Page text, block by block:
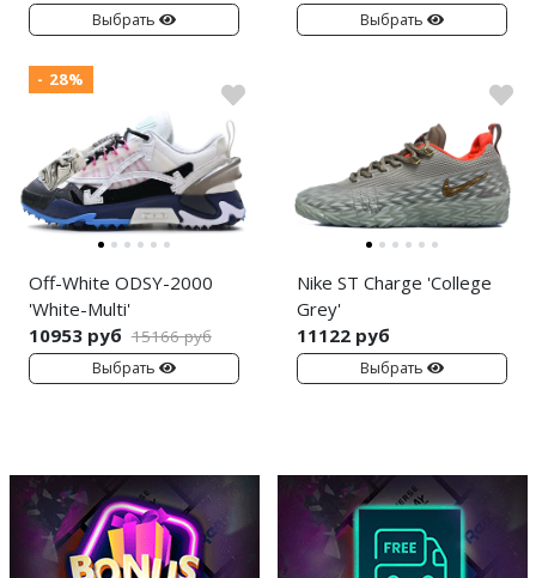
Выбрать Выбрать
- 28%
Off-White ODSY-2000
'White-Multi'
10953 руб 15166 руб
Выбрать
Nike ST Charge 'College
Grey'
11122 руб
Выбрать